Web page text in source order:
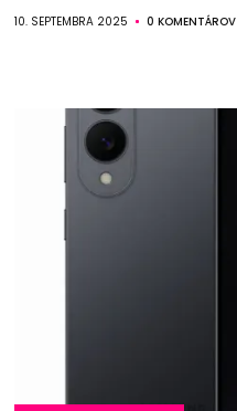
10. SEPTEMBRA 2025 0 KOMENTÁROV